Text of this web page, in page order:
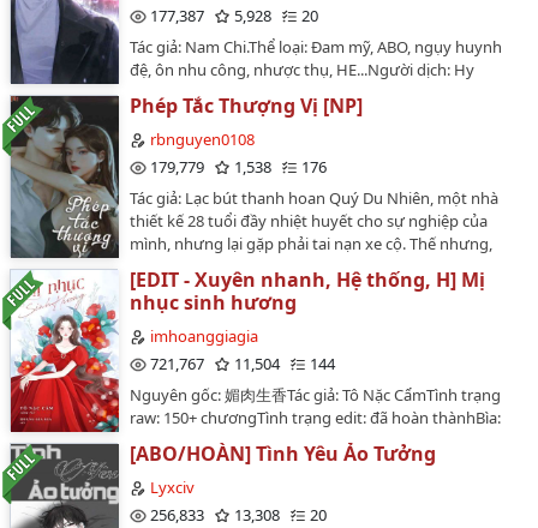
177,387
5,928
20
Tác giả: Nam Chi.Thể loại: Đam mỹ, ABO, ngụy huynh
đệ, ôn nhu công, nhược thụ, HE...Người dịch: Hy
Hy.Tình trạng: Hoàn.…
Phép Tắc Thượng Vị [NP]
rbnguyen0108
179,779
1,538
176
Tác giả: Lạc bút thanh hoan Quý Du Nhiên, một nhà
thiết kế 28 tuổi đầy nhiệt huyết cho sự nghiệp của
mình, nhưng lại gặp phải tai nạn xe cộ. Thế nhưng,
cô phải đối mặt với những nam nhân cực phẩm, đặc
biệt là những người tàn nhẫn và ác độc hơn
nhau.Dường như, đối với các đấng mày râu này, điều
quan trọng nhất đối với họ chỉ là nhu cầu sinh lý. Quý
được vì sao họ không thể dừng lại.Tuy nhiên, với sáu
nam chính, bao gồm tổng tài bá đạo, ảnh đế, luật sư và
thiếu gia nhà giàu, tình cảm của họ dần thay đổi sau
khi gặp gỡ Quý Du Nhiên. Những chàng trai ngạo mạn
ban đầu đã bị thu hút bởi tình cảm chân thành và cá
tính độc lập của cô.…
[EDIT - Xuyên nhanh, Hệ thống, H] Mị
nhục sinh hương
imhoanggiagia
721,767
11,504
144
Nguyên gốc: 媚肉生香Tác giả: Tô Nặc CẩmTình trạng
raw: 150+ chươngTình trạng edit: đã hoàn thànhBìa:
@uk_unknown---Cố Minh Nguyệt tuyệt đối không thể
làm nhân vật phụ bia đỡ đạn trong tiểu thuyết. Nghĩ
đến nàng, sinh ra đã có nhan sắc và địa vị, lại bị một
bông sen trắng không có gì trên người cướp mất
[ABO/HOÀN] Tình Yêu Ảo Tưởng
Lyxciv
256,833
13,308
20